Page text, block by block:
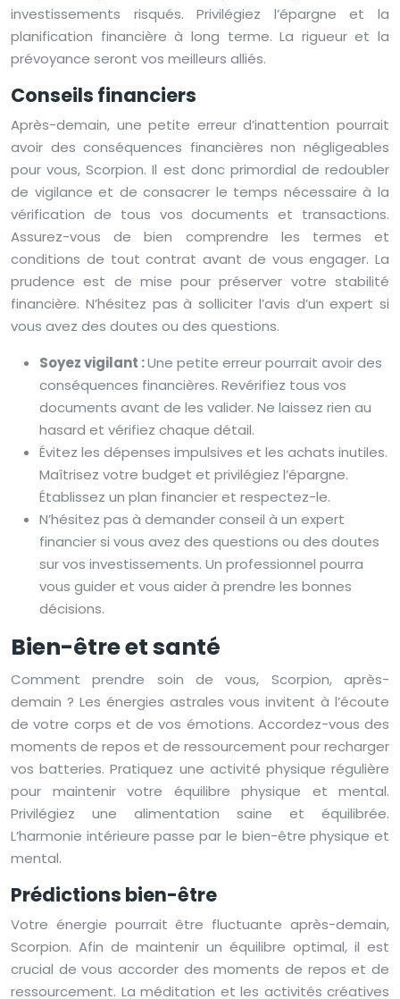
investissements risqués. Privilégiez l’épargne et la
planification financière à long terme. La rigueur et la
prévoyance seront vos meilleurs alliés.
Conseils financiers
Après-demain, une petite erreur d’inattention pourrait
avoir des conséquences financières non négligeables
pour vous, Scorpion. Il est donc primordial de redoubler
de vigilance et de consacrer le temps nécessaire à la
vérification de tous vos documents et transactions.
Assurez-vous de bien comprendre les termes et
conditions de tout contrat avant de vous engager. La
prudence est de mise pour préserver votre stabilité
financière. N’hésitez pas à solliciter l’avis d’un expert si
vous avez des doutes ou des questions.
Soyez vigilant :Une petite erreur pourrait avoir des
conséquences financières. Revérifiez tous vos
documents avant de les valider. Ne laissez rien au
hasard et vérifiez chaque détail.
Évitez les dépenses impulsives et les achats inutiles.
Maîtrisez votre budget et privilégiez l’épargne.
Établissez un plan financier et respectez-le.
N’hésitez pas à demander conseil à un expert
financier si vous avez des questions ou des doutes
sur vos investissements. Un professionnel pourra
vous guider et vous aider à prendre les bonnes
décisions.
Bien-être et santé
Comment prendre soin de vous, Scorpion, après-
demain ? Les énergies astrales vous invitent à l’écoute
de votre corps et de vos émotions. Accordez-vous des
moments de repos et de ressourcement pour recharger
vos batteries. Pratiquez une activité physique régulière
pour maintenir votre équilibre physique et mental.
Privilégiez une alimentation saine et équilibrée.
L’harmonie intérieure passe par le bien-être physique et
mental.
Prédictions bien-être
Votre énergie pourrait être fluctuante après-demain,
Scorpion. Afin de maintenir un équilibre optimal, il est
crucial de vous accorder des moments de repos et de
ressourcement. La méditation et les activités créatives